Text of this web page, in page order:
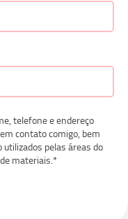
telefone e endereço
contato comigo, bem
utilizados pelas áreas do
materiais.*